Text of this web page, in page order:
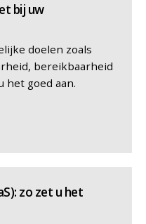
bij uw
doelen zoals
bereikbaarheid
het goed aan.
zo zet u het